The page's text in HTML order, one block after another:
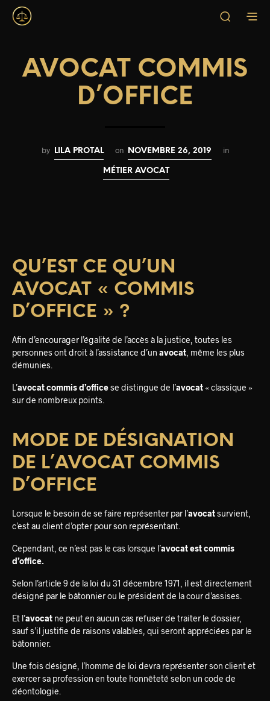
AVOCAT COMMIS
D’OFFICE
by LILA PROTAL on NOVEMBRE 26, 2019 in
MÉTIER AVOCAT
QU’EST CE QU’UN
AVOCAT « COMMIS
D’OFFICE » ?
Afin d’encourager l’égalité de l’accès à la justice, toutes les
personnes ont droit à l’assistance d’un avocat , même les plus
démunies.
L’avocat commis d’officese distingue de l’avocat « classique »
sur de nombreux points.
MODE DE DÉSIGNATION
DE L’AVOCAT COMMIS
D’OFFICE
Lorsque le besoin de se faire représenter par l’avocatsurvient,
c’est au client d’opter pour son représentant.
Cependant, ce n’est pas le cas lorsque l’avocat est commis
d’office.
Selon l’article 9 de la loi du 31 décembre 1971, il est directement
désigné par le bâtonnier ou le président de la cour d’assises.
Et l’avocat ne peut en aucun cas refuser de traiter le dossier,
sauf s’il justifie de raisons valables, qui seront appréciées par le
bâtonnier.
Une fois désigné, l’homme de loi devra représenter son client et
exercer sa profession en toute honnêteté selon un code de
déontologie.